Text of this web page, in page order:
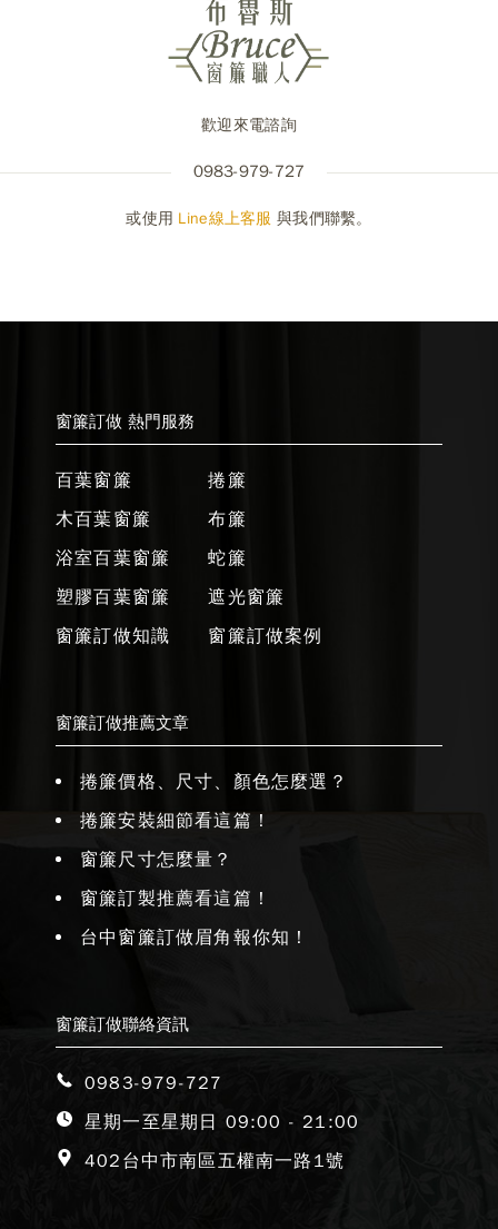
歡迎來電諮詢
0983-979-727
或使用 Line線上客服 與我們聯繫。
窗簾訂做 熱門服務
百葉窗簾
木百葉窗簾
浴室百葉窗簾
塑膠百葉窗簾
窗簾訂做知識
捲簾
布簾
蛇簾
遮光窗簾
窗簾訂做案例
窗簾訂做推薦文章
捲簾價格、尺寸、顏色怎麼選？
捲簾安裝細節看這篇！
窗簾尺寸怎麼量？
窗簾訂製推薦看這篇！
台中窗簾訂做眉角報你知！
窗簾訂做聯絡資訊
0983-979-727
星期一至星期日 09:00 - 21:00
402台中市南區五權南一路1號